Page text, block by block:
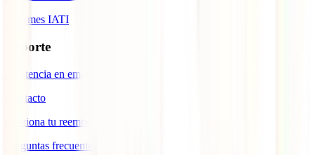
Informes IATI
Soporte
Asistencia en emergencias
Contacto
Gestiona tu reembolso
Preguntas frecuentes